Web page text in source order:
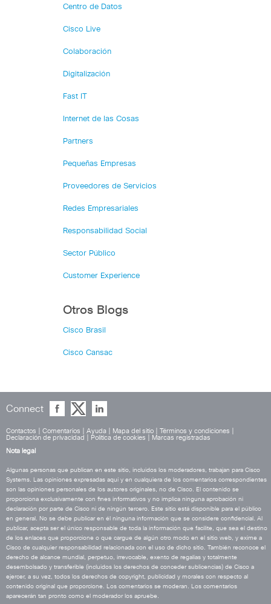
Centro de Datos
Cisco Live
Colaboración
Digitalización
Fast IT
Internet de las Cosas
Partners
Pequeñas Empresas
Proveedores de Servicios
Redes Empresariales
Responsabilidad Social
Sector Público
Customer Experience
Otros Blogs
Cisco Brasil
Cisco Cansac
Connect
Contactos Comentarios Ayuda Mapa del sitio Términos y condiciones
Declaración de privacidad
Política de cookies
Marcas registradas
Nota legal
Algunas personas que publican en este sitio, incluidos los moderadores, trabajan para Cisco
Systems. Las opiniones expresadas aquí y en cualquiera de los comentarios correspondientes
son las opiniones personales de los autores originales, no de Cisco. El contenido se
proporciona exclusivamente con fines informativos y no implica ninguna aprobación ni
declaración por parte de Cisco ni de ningún tercero. Este sitio está disponible para el público
en general. No se debe publicar en él ninguna información que se considere confidencial. Al
publicar, acepta ser el único responsable de toda la información que facilite, que sea el destino
de los enlaces que proporcione o que cargue de algún otro modo en el sitio web, y exime a
Cisco de cualquier responsabilidad relacionada con el uso de dicho sitio. También reconoce el
derecho de alcance mundial, perpetuo, irrevocable, exento de regalías y totalmente
desembolsado y transferible (incluidos los derechos de conceder sublicencias) de Cisco a
ejercer, a su vez, todos los derechos de copyright, publicidad y morales con respecto al
contenido original que proporcione. Los comentarios se moderan. Los comentarios
aparecerán tan pronto como el moderador los apruebe.